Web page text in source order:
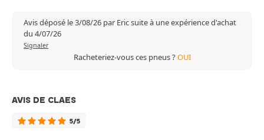
Avis déposé le 3/08/26 par Eric suite à une expérience d'achat
du 4/07/26
Signaler
Racheteriez-vous ces pneus ?OUI
AVIS DE CLAES
5/5